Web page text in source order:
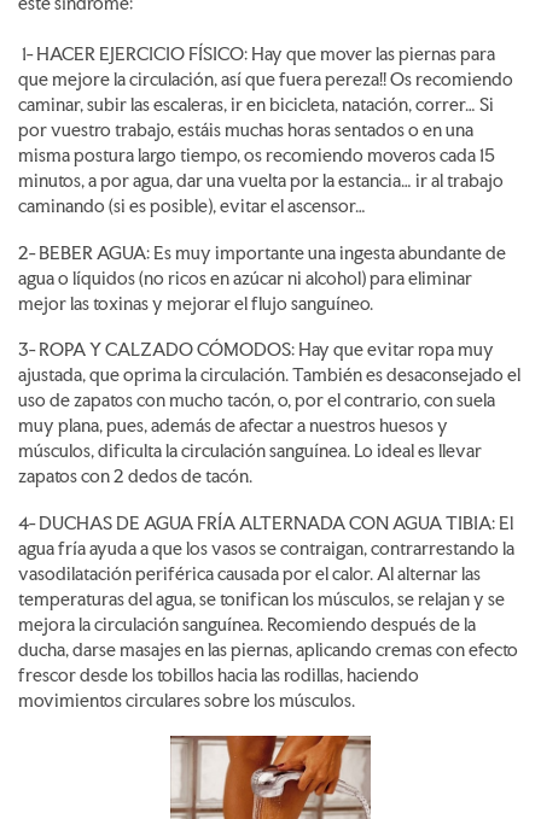
1- HACER EJERCICIO FÍSICO: Hay que mover las piernas para
que mejore la circulación, así que fuera pereza!! Os recomiendo
caminar, subir las escaleras, ir en bicicleta, natación, correr… Si
por vuestro trabajo, estáis muchas horas sentados o en una
misma postura largo tiempo, os recomiendo moveros cada 15
minutos, a por agua, dar una vuelta por la estancia… ir al trabajo
caminando (si es posible), evitar el ascensor…
2- BEBER AGUA: Es muy importante una ingesta abundante de
agua o líquidos (no ricos en azúcar ni alcohol) para eliminar
mejor las toxinas y mejorar el flujo sanguíneo.
3- ROPA Y CALZADO CÓMODOS: Hay que evitar ropa muy
ajustada, que oprima la circulación. También es desaconsejado el
uso de zapatos con mucho tacón, o, por el contrario, con suela
muy plana, pues, además de afectar a nuestros huesos y
músculos, dificulta la circulación sanguínea. Lo ideal es llevar
zapatos con 2 dedos de tacón.
4- DUCHAS DE AGUA FRÍA ALTERNADA CON AGUA TIBIA: El
agua fría ayuda a que los vasos se contraigan, contrarrestando la
vasodilatación periférica causada por el calor. Al alternar las
temperaturas del agua, se tonifican los músculos, se relajan y se
mejora la circulación sanguínea. Recomiendo después de la
ducha, darse masajes en las piernas, aplicando cremas con efecto
frescor desde los tobillos hacia las rodillas, haciendo
movimientos circulares sobre los músculos.